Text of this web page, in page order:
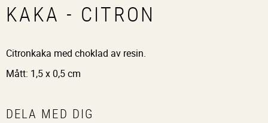
KAKA - CITRON
Citronkaka med choklad av resin.
Mått: 1,5 x 0,5 cm
DELA MED DIG